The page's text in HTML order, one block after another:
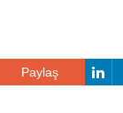
Paylaş